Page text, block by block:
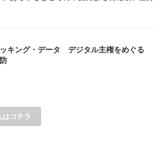
ッキング・データ デジタル主権をめぐる
はコチラ